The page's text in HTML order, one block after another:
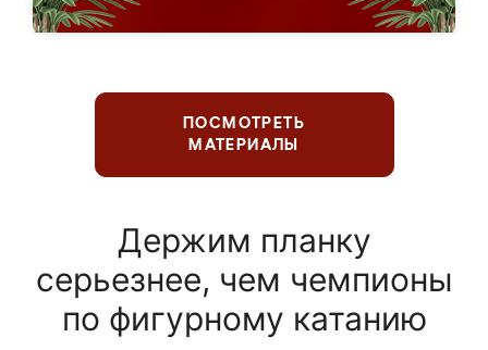
ПОСМОТРЕТЬ
МАТЕРИАЛЫ
Держим планку
серьезнее, чем чемпионы
по фигурному катанию